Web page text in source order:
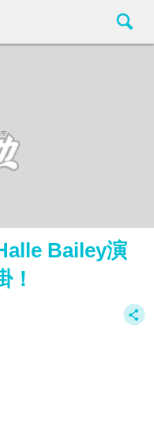
Bailey演
！